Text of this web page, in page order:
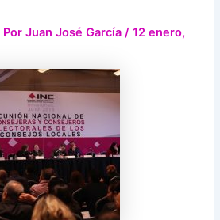
PorJuan José García/12 enero,